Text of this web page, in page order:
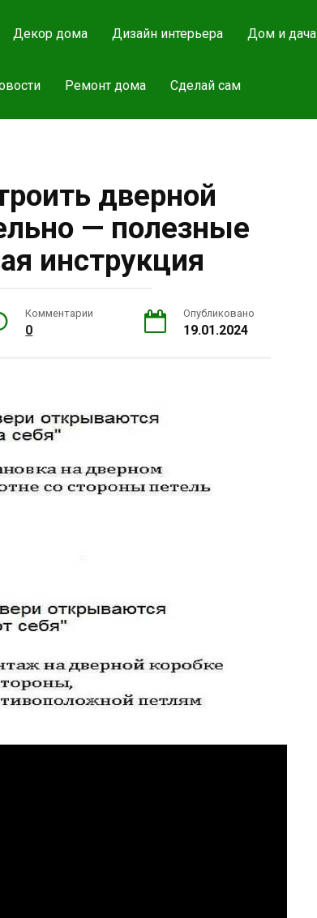
Декор дома Дизайн интерьера Дом и дача
Ремонт дома Сделай сам
дверной
— полезные
инструкция
Комментарии
0
Опубликовано
19.01.2024